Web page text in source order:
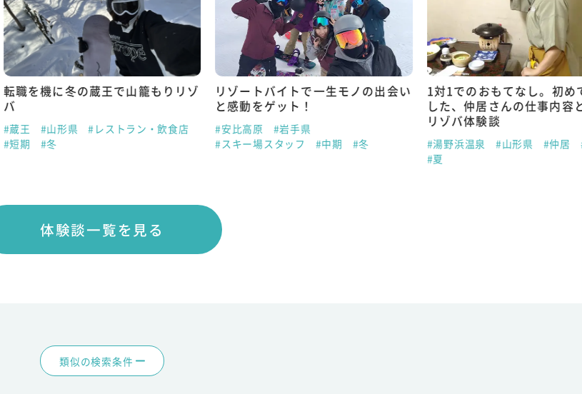
転職を機に冬の蔵王で山籠もりリゾ
バ
#蔵王 #山形県
#レストラン・飲食店
#短期
#冬
リゾートバイトで一生モノの出会い
と感動をゲット！
#安比高原
#岩手県
#スキー場スタッフ
#中期 #冬
1対1でのおもてなし。初め
した、仲居さんの仕事内
リゾバ体験談
#湯野浜温泉 #山形県 #仲居
#夏
体験談一覧を見る
類似の検索条件